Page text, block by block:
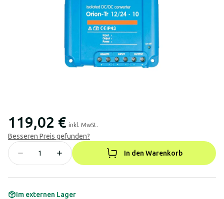
119,02 € inkl. MwSt.
Besseren Preis gefunden?
In den Warenkorb
Im externen Lager